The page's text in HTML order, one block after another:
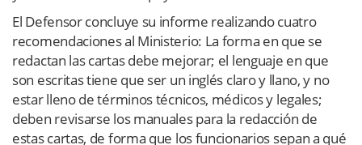
El Defensor concluye su informe realizando cuatro
recomendaciones al Ministerio: La forma en que se
redactan las cartas debe mejorar; el lenguaje en que
son escritas tiene que ser un inglés claro y llano, y no
estar lleno de términos técnicos, médicos y legales;
deben revisarse los manuales para la redacción de
estas cartas, de forma que los funcionarios sepan a qué